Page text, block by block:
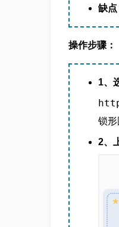
缺点
操作步骤：
1、
锁形
2、